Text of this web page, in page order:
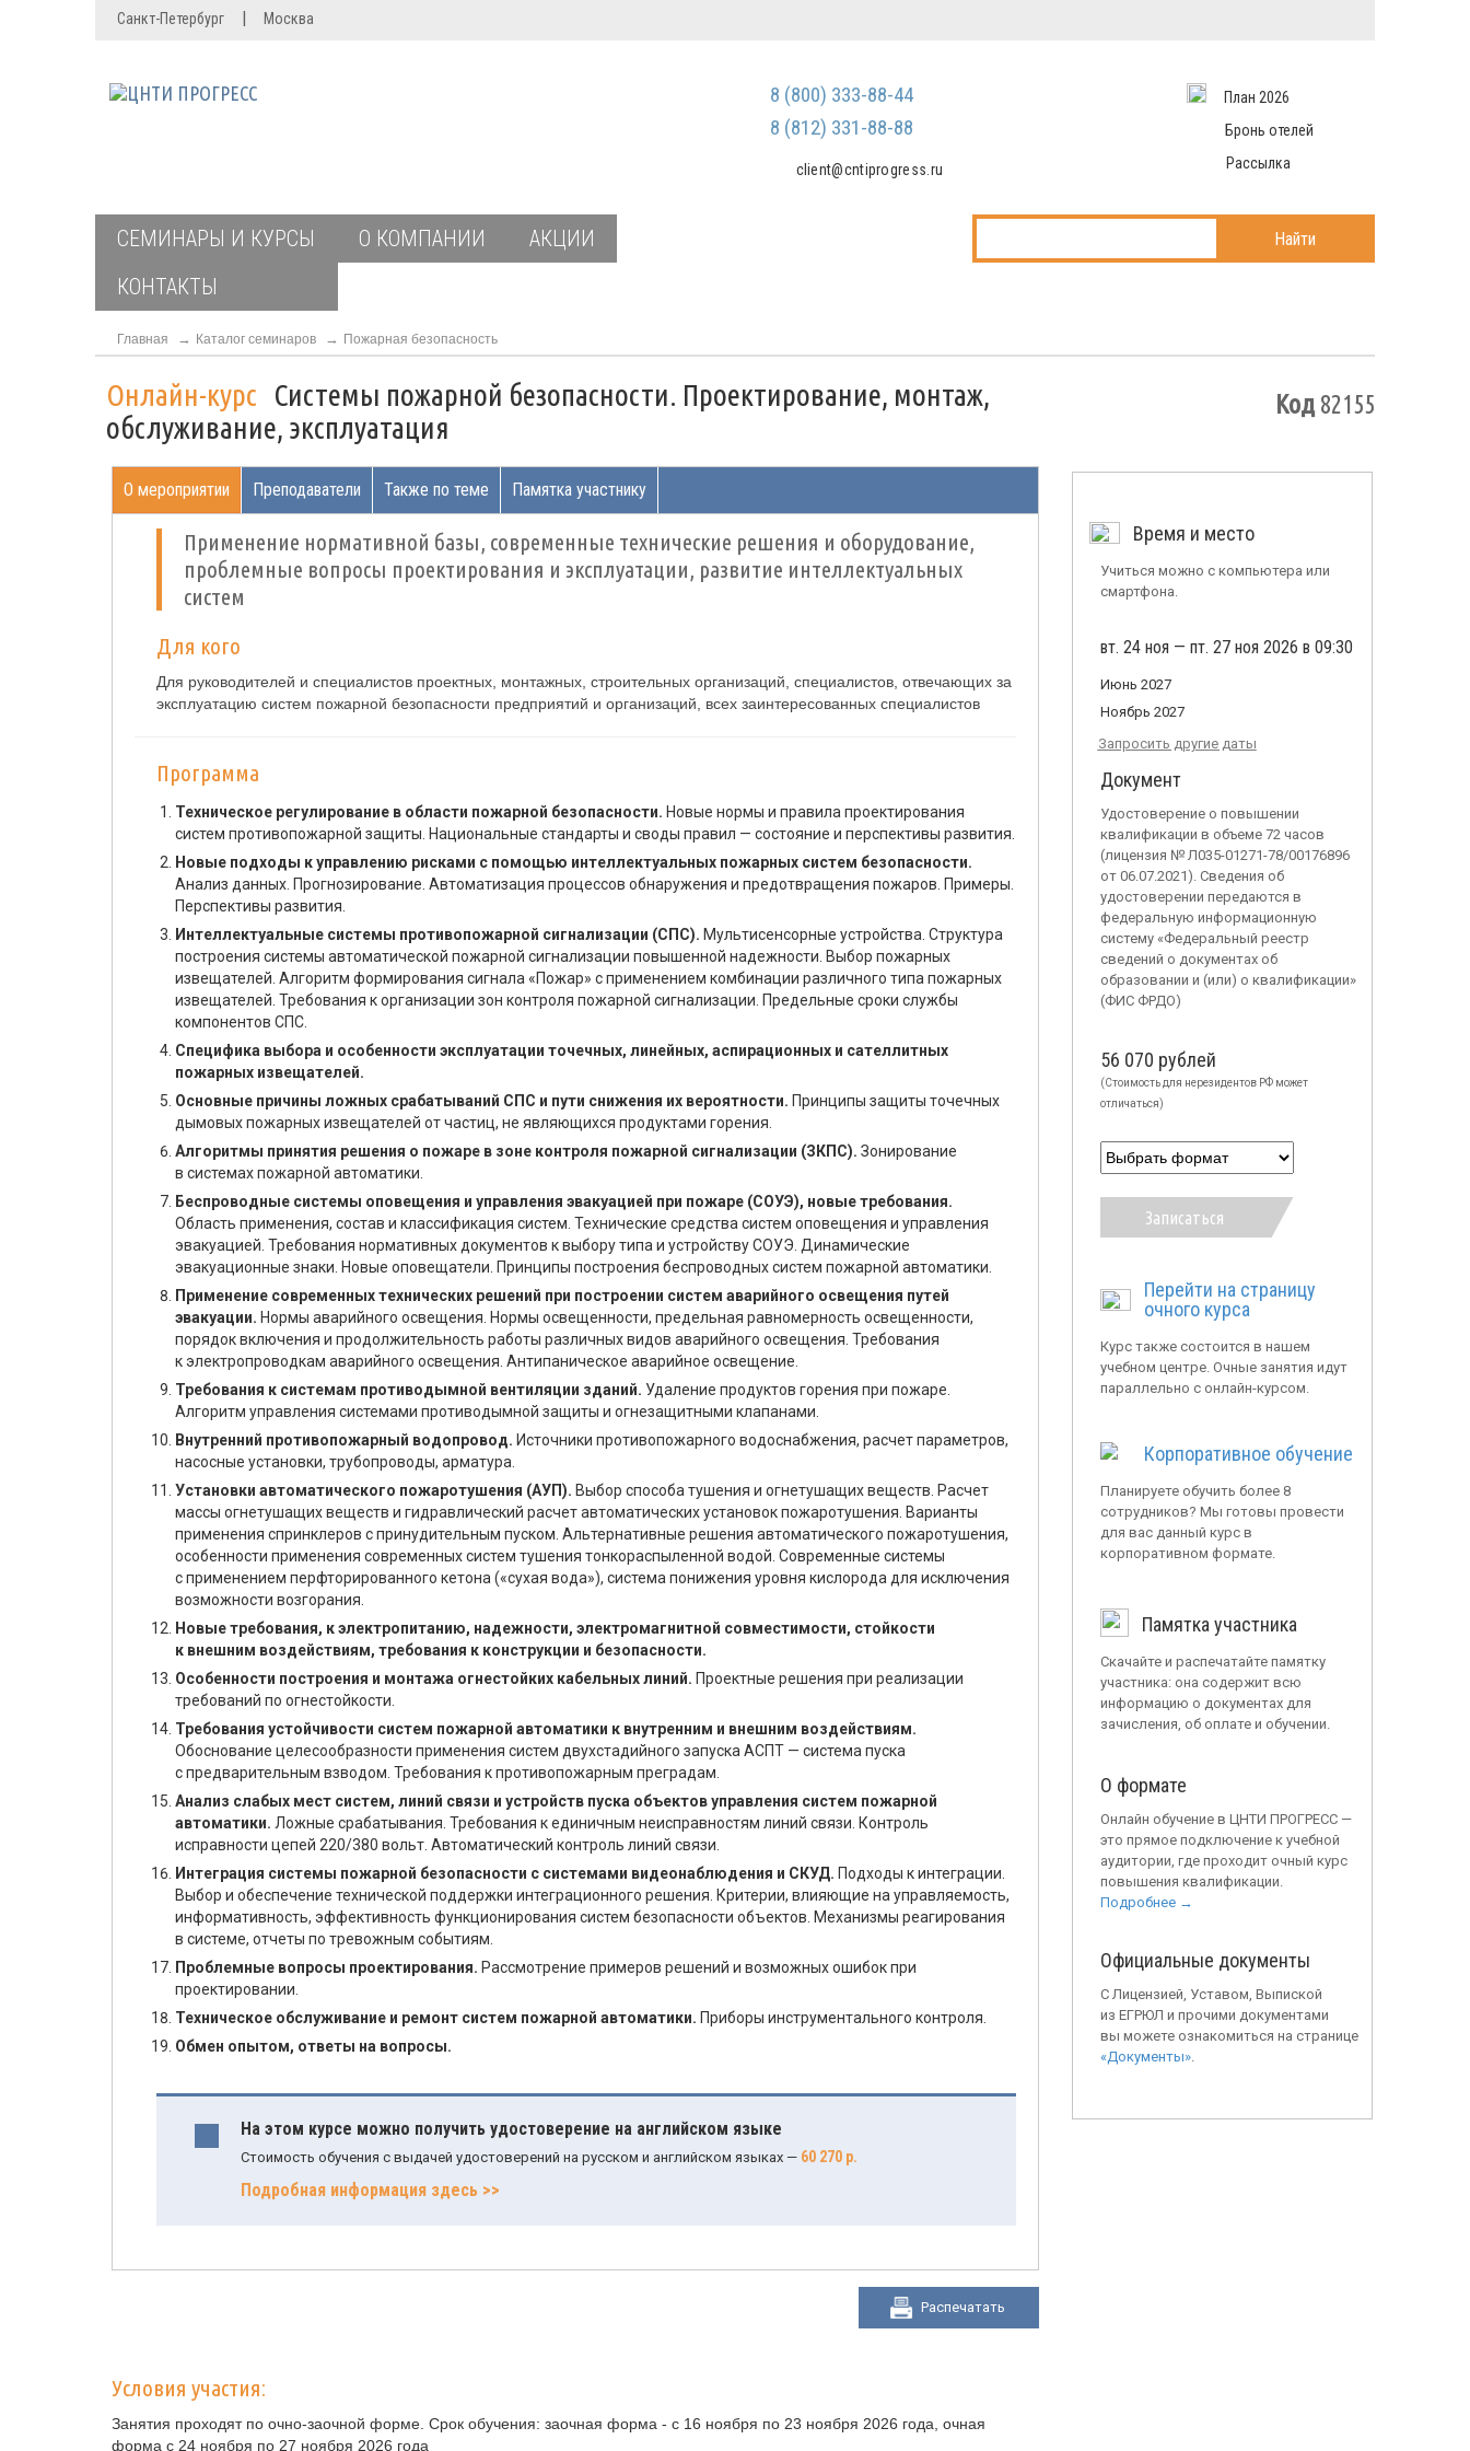
Мы не передаем ваши данные
спам
Запомнить меня
Войти в кабинет
Санкт-Петербург | Москва
8 (800) 333-88-44
8 (812) 331-88-88
client@cntiprogress.ru
План 2026
Бронь отелей
Рассылка
СЕМИНАРЫ И КУРСЫ О КОМПАНИИ
АКЦИИ
КОНТАКТЫ
Найти
Главная Каталог семинаров Пожарная безопасность
Онлайн-курс Системы пожарной безопасности. Проектирование, монтаж,
обслуживание, эксплуатация
Код82155
О мероприятии Преподаватели Также по теме Памятка участнику
Применение нормативной базы, современные технические решения и оборудование,
проблемные вопросы проектирования и эксплуатации, развитие интеллектуальных
систем
Для кого
Для руководителей и специалистов проектных, монтажных, строительных организаций, специалистов, отвечающих за
эксплуатацию систем пожарной безопасности предприятий и организаций, всех заинтересованных специалистов
Программа
Техническое регулирование в области пожарной безопасности. Новые нормы и правила проектирования
систем противопожарной защиты. Национальные стандарты и своды правил — состояние и перспективы развития.
Новые подходы к управлению рисками с помощью интеллектуальных пожарных систем безопасности.
Анализ данных. Прогнозирование. Автоматизация процессов обнаружения и предотвращения пожаров. Примеры.
Перспективы развития.
Интеллектуальные системы противопожарной сигнализации (СПС). Мультисенсорные устройства. Структура
построения системы автоматической пожарной сигнализации повышенной надежности. Выбор пожарных
извещателей. Алгоритм формирования сигнала «Пожар» с применением комбинации различного типа пожарных
извещателей. Требования к организации зон контроля пожарной сигнализации. Предельные сроки службы
компонентов СПС.
Специфика выбора и особенности эксплуатации точечных, линейных, аспирационных и сателлитных
пожарных извещателей.
Основные причины ложных срабатываний СПС и пути снижения их вероятности. Принципы защиты точечных
дымовых пожарных извещателей от частиц, не являющихся продуктами горения.
Алгоритмы принятия решения о пожаре в зоне контроля пожарной сигнализации (ЗКПС). Зонирование
в системах пожарной автоматики.
Беспроводные системы оповещения и управления эвакуацией при пожаре (СОУЭ), новые требования.
Область применения, состав и классификация систем. Технические средства систем оповещения и управления
эвакуацией. Требования нормативных документов к выбору типа и устройству СОУЭ. Динамические
эвакуационные знаки. Новые оповещатели. Принципы построения беспроводных систем пожарной автоматики.
Применение современных технических решений при построении систем аварийного освещения путей
эвакуации. Нормы аварийного освещения. Нормы освещенности, предельная равномерность освещенности,
порядок включения и продолжительность работы различных видов аварийного освещения. Требования
к электропроводкам аварийного освещения. Антипаническое аварийное освещение.
Требования к системам противодымной вентиляции зданий. Удаление продуктов горения при пожаре.
Алгоритм управления системами противодымной защиты и огнезащитными клапанами.
Внутренний противопожарный водопровод. Источники противопожарного водоснабжения, расчет параметров,
насосные установки, трубопроводы, арматура.
Установки автоматического пожаротушения (АУП). Выбор способа тушения и огнетушащих веществ. Расчет
массы огнетушащих веществ и гидравлический расчет автоматических установок пожаротушения. Варианты
применения спринклеров с принудительным пуском. Альтернативные решения автоматического пожаротушения,
особенности применения современных систем тушения тонкораспыленной водой. Современные системы
с применением перфторированного кетона («сухая вода»), система понижения уровня кислорода для исключения
возможности возгорания.
Новые требования, к электропитанию, надежности, электромагнитной совместимости, стойкости
к внешним воздействиям, требования к конструкции и безопасности.
Особенности построения и монтажа огнестойких кабельных линий. Проектные решения при реализации
требований по огнестойкости.
Требования устойчивости систем пожарной автоматики к внутренним и внешним воздействиям.
Обоснование целесообразности применения систем двухстадийного запуска АСПТ — система пуска
с предварительным взводом. Требования к противопожарным преградам.
Анализ слабых мест систем, линий связи и устройств пуска объектов управления систем пожарной
автоматики. Ложные срабатывания. Требования к единичным неисправностям линий связи. Контроль
исправности цепей 220/380 вольт. Автоматический контроль линий связи.
Интеграция системы пожарной безопасности с системами видеонаблюдения и СКУД. Подходы к интеграции.
Выбор и обеспечение технической поддержки интеграционного решения. Критерии, влияющие на управляемость,
информативность, эффективность функционирования систем безопасности объектов. Механизмы реагирования
в системе, отчеты по тревожным событиям.
Проблемные вопросы проектирования. Рассмотрение примеров решений и возможных ошибок при
проектировании.
Техническое обслуживание и ремонт систем пожарной автоматики. Приборы инструментального контроля.
Обмен опытом, ответы на вопросы.
На этом курсе можно получить удостоверение на английском языке
Стоимость обучения с выдачей удостоверений на русском и английском языках — 60 270 р.
Подробная информация здесь >>
Распечатать
Условия участия:
Занятия проходят по очно-заочной форме. Срок обучения: заочная форма - с 16 ноября по 23 ноября 2026 года, очная
форма с 24 ноября по 27 ноября 2026 года
Время и место
Учиться можно с компьютера или
смартфона.
вт. 24 ноя — пт. 27 ноя 2026 в 09:30
Июнь 2027
Ноябрь 2027
Запросить другие даты
Документ
Удостоверение о повышении
квалификации в объеме 72 часов
(лицензия № Л035-01271-78/00176896
от 06.07.2021). Сведения об
удостоверении передаются в
федеральную информационную
систему «Федеральный реестр
сведений о документах об
образовании и (или) о квалификации»
(ФИС ФРДО)
56 070 рублей
(Стоимость для нерезидентов РФ может
отличаться)
Записаться
Перейти на страницу
очного курса
Курс также состоится в нашем
учебном центре. Очные занятия идут
параллельно с онлайн-курсом.
Корпоративное обучение
Планируете обучить более 8
сотрудников? Мы готовы провести
для вас данный курс в
корпоративном формате.
Памятка участника
Скачайте и распечатайте памятку
участника: она содержит всю
информацию о документах для
зачисления, об оплате и обучении.
О формате
Онлайн обучение в ЦНТИ ПРОГРЕСС —
это прямое подключение к учебной
аудитории, где проходит очный курс
повышения квалификации.
Подробнее →
Официальные документы
С Лицензией, Уставом, Выпиской
из ЕГРЮЛ и прочими документами
вы можете ознакомиться на странице
«Документы».